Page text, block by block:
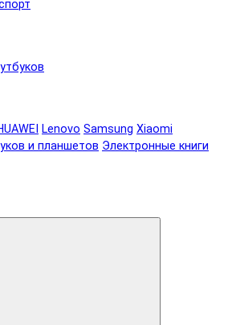
Lenovo Samsung Xiaomi
и планшетов Электронные книги